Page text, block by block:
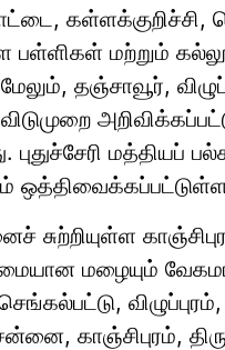
கள்ளக்குறிச்சி,
பள்ளிகள் மற்றும்
தஞ்சாவூர்,
புதுச்சேரி
மழையும்
காஞ்சிபுரம்,